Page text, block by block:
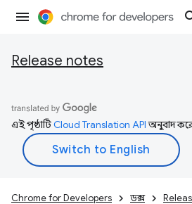
Release notes
এই পৃষ্ঠাটিCloud Translation APIঅনুবাদ
Chrome for Developers ডক্স